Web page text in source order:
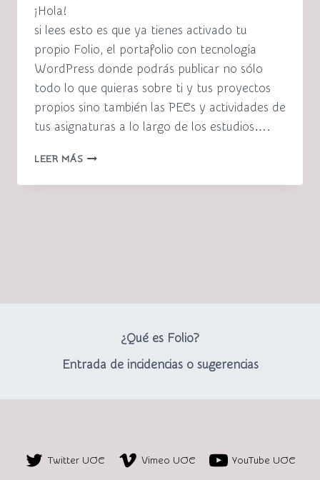
¡Hola!
si lees esto es que ya tienes activado tu
propio Folio, el portafolio con tecnología
WordPress donde podrás publicar no sólo
todo lo que quieras sobre ti y tus proyectos
propios sino también las PECs y actividades de
tus asignaturas a lo largo de los estudios….
LEER MÁS¡TE
LA
¿Qué es Folio?
Entrada de incidencias o sugerencias
Twitter UOC Vimeo UOC YouTube UOC